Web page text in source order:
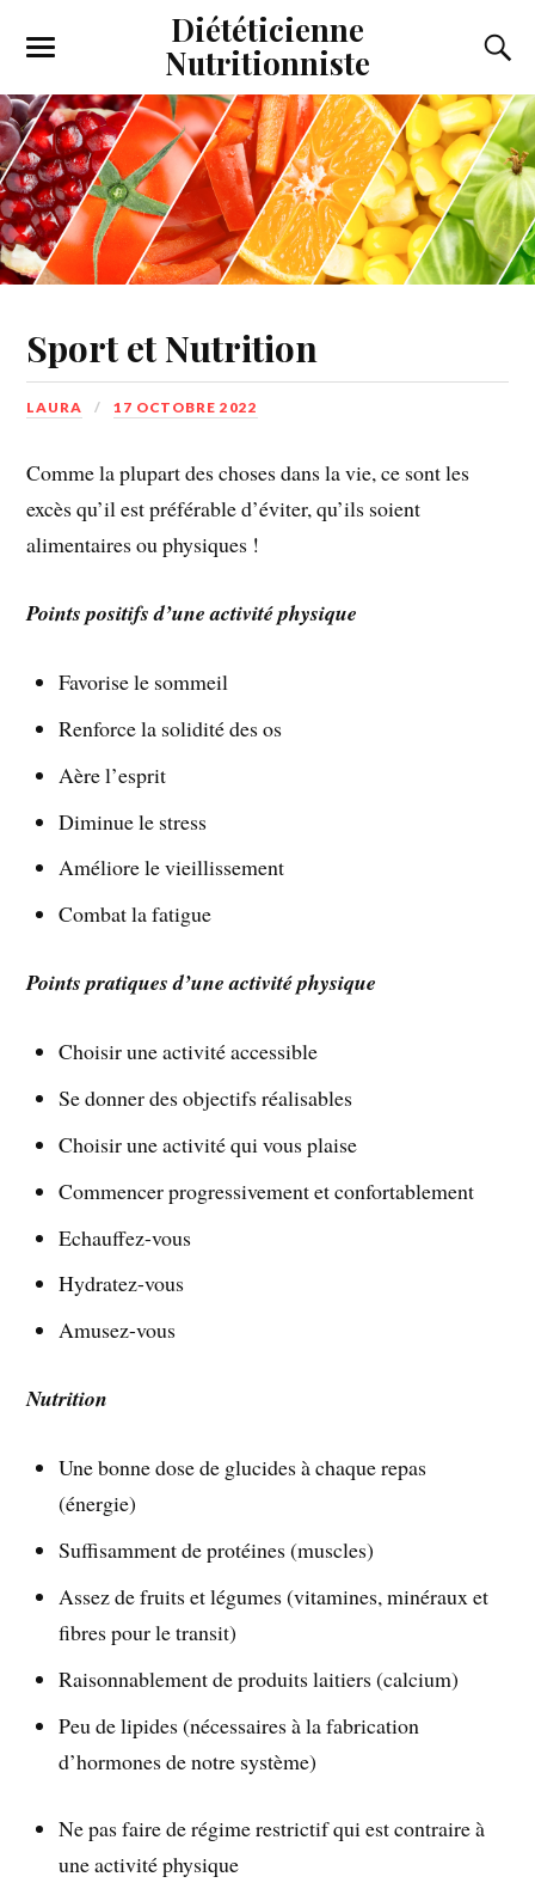
Diététicienne
Nutritionniste
Sport et Nutrition
LAURA 17 OCTOBRE 2022
Comme la plupart des choses dans la vie, ce sont les
excès qu’il est préférable d’éviter, qu’ils soient
alimentaires ou physiques !
Points positifs d’une activité physique
Favorise le sommeil
Renforce la solidité des os
Aère l’esprit
Diminue le stress
Améliore le vieillissement
Combat la fatigue
Points pratiques d’une activité physique
Choisir une activité accessible
Se donner des objectifs réalisables
Choisir une activité qui vous plaise
Commencer progressivement et confortablement
Echauffez-vous
Hydratez-vous
Amusez-vous
Nutrition
Une bonne dose de glucides à chaque repas
(énergie)
Suffisamment de protéines (muscles)
Assez de fruits et légumes (vitamines, minéraux et
fibres pour le transit)
Raisonnablement de produits laitiers (calcium)
Peu de lipides (nécessaires à la fabrication
d’hormones de notre système)
Ne pas faire de régime restrictif qui est contraire à
une activité physique